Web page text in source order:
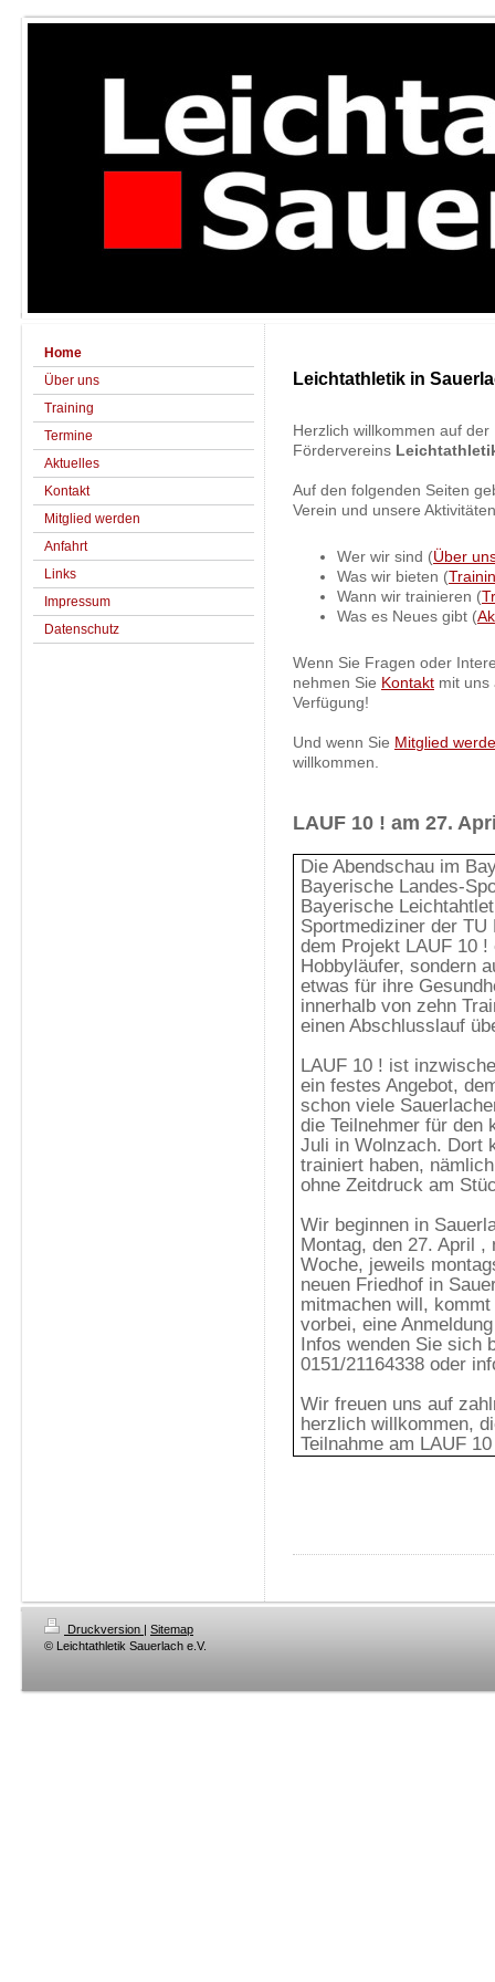
Home
Über uns
Training
Termine
Aktuelles
Kontakt
Mitglied werden
Anfahrt
Links
Impressum
Datenschutz
Leichtathletik in
Herzlich willkommen auf
Fördervereins
Auf den folgenden Seiten
Verein und unsere
Wer wir sind (Über
Was wir bieten (
Wann wir trainieren (
Was es Neues gibt (
Wenn Sie Fragen oder
nehmen Sie Kontakt mit uns
Verfügung!
Und wenn Sie Mitglied
willkommen.
LAUF 10 ! am 27.
Die Abendschau im
Bayerische Landes-
Bayerische
Sportmediziner der
dem Projekt LAUF 10
Hobbyläufer, sondern
etwas für ihre
innerhalb von zehn
einen Abschlusslauf
LAUF 10 ! ist
ein festes Angebot,
schon viele
die Teilnehmer für den
Juli in Wolnzach. Dort
trainiert haben,
ohne Zeitdruck am
Wir beginnen in
Montag, den 27. April ,
Woche, jeweils
neuen Friedhof in
mitmachen will,
vorbei, eine
Infos wenden Sie sich
0151/21164338 oder
Wir freuen uns auf
herzlich willkommen,
Teilnahme am LAUF
Druckversion
Sitemap
© Leichtathletik Sauerlach e.V.